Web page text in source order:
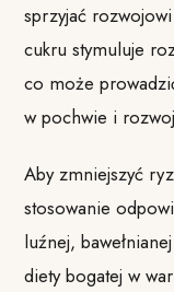
sprzyjać
cukru stymuluje
co może
w pochwie i
Aby zmniejszyć
stosowanie
luźnej,
diety bogatej w